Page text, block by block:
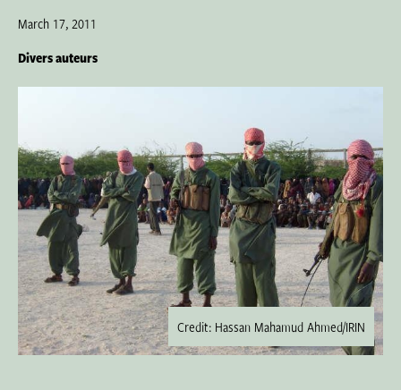
March 17, 2011
Divers auteurs
Credit: Hassan Mahamud Ahmed/IRIN